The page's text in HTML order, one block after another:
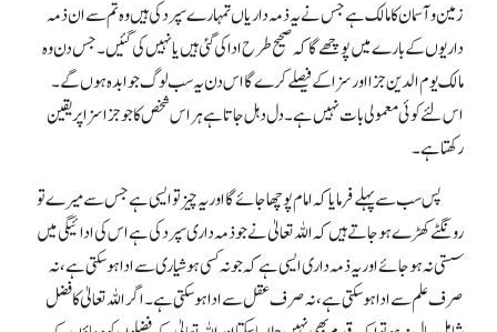
زمین و آسمان کا مالک ہے جس نے یہ ذمہ داریاں تمہارے سپرد کی ہیں وہ تم سے ان ذمہ
داریوں کے بارے میں پوچھے گا کہ صحیح طرح ادا کی گئی ہیں یا نہیں کی گئیں۔ جس دن وہ
مالک یوم الدین جزا اور سزا کے فیصلے کرے گا اس دن یہ سب لوگ جوابدہ ہوں گے۔
اس لئے کوئی معمولی بات نہیں ہے۔ دل دہل جاتا ہے ہر اس شخص کا جو جزا سزا پر یقین
رکھتا ہے۔
پس سب سے پہلے فرمایا کہ امام پوچھا جائے گا اور یہ چیز تو ایسی ہے جس سے میرے تو
رونگٹے کھڑے ہو جاتے ہیں کہ اللہ تعالیٰ نے جوذمہ داری سپرد کی ہے اس کی ادائیگی میں
سستی نہ ہو جائے اور یہ ذمہ داری ایسی ہے کہ جو نہ کسی ہوشیاری سے ادا ہو سکتی ہے، نہ
صرف علم سے ادا ہو سکتی ہے، نہ صرف عقل سے ادا ہو سکتی ہے۔ اگر اللہ تعالیٰ کا فضل